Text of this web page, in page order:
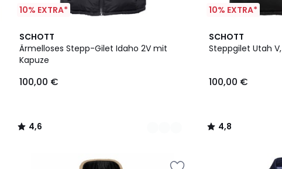
10% EXTRA*
SCHOTT
Ärmelloses Stepp-Gilet Idaho 2V mit
Kapuze
100,00 €
4,6
/ 5
2
Farben
4,6
/
10% EXTRA*
SCHOTT
Steppgilet Utah
100,00 €
4,8
/ 5
2
Farben
4,8
/